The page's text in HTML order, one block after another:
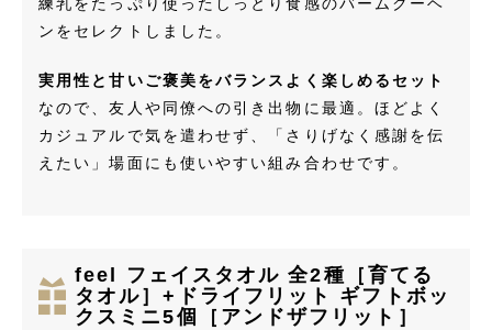
練乳をたっぷり使ったしっとり食感のバームクーヘ
ンをセレクトしました。
実用性と甘いご褒美をバランスよく楽しめるセット
なので、友人や同僚への引き出物に最適。ほどよく
カジュアルで気を遣わせず、「さりげなく感謝を伝
えたい」場面にも使いやすい組み合わせです。
feel フェイスタオル 全2種［育てる
タオル］+ドライフリット ギフトボッ
クスミニ5個［アンドザフリット］